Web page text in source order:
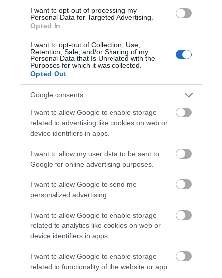
I want to opt-out of processing my
Personal Data for Targeted Advertising.
Opted In
I want to opt-out of Collection, Use,
Retention, Sale, and/or Sharing of my
Personal Data that Is Unrelated with the
Purposes for which it was collected.
Opted Out
Google consents
I want to allow Google to enable storage
related to advertising like cookies on web or
device identifiers in apps.
I want to allow my user data to be sent to
Google for online advertising purposes.
I want to allow Google to send me
personalized advertising.
I want to allow Google to enable storage
related to analytics like cookies on web or
device identifiers in apps.
I want to allow Google to enable storage
related to functionality of the website or app.
mutatkoztak együtt. Bár a rajongók és a
bennfentesek szerint el is jegyezték egymást, ezt
hivatalosan sosem erősítették meg.